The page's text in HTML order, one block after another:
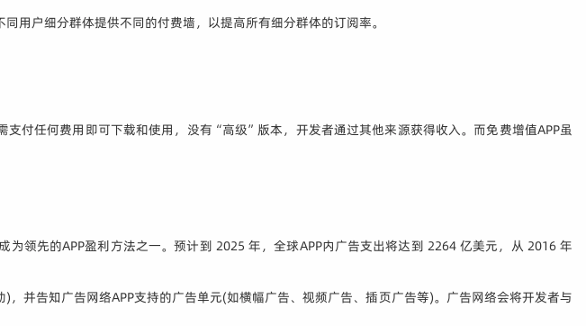
用户细分群体提供不同的付费墙，以提高所有细分群体的订阅率。
付任何费用即可下载和使用，没有“高级”版本，开发者通过其他来源获得收入。而免费增值APP虽
领先的APP盈利方法之一。预计到 2025 年，全球APP内广告支出将达到 2264 亿美元，从 2016 年
并告知广告网络APP支持的广告单元(如横幅广告、视频广告、插页广告等)。广告网络会将开发者与